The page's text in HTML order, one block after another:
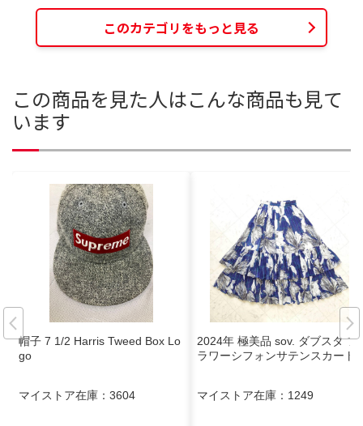
このカテゴリをもっと見る
この商品を見た人はこんな商品も見て
います
帽子 7 1/2 Harris Tweed Box Lo
go
マイストア在庫： 3604
2024年 極美品 sov. ダブスタ フ
ラワーシフォンサテンスカート
マイストア在庫： 1249